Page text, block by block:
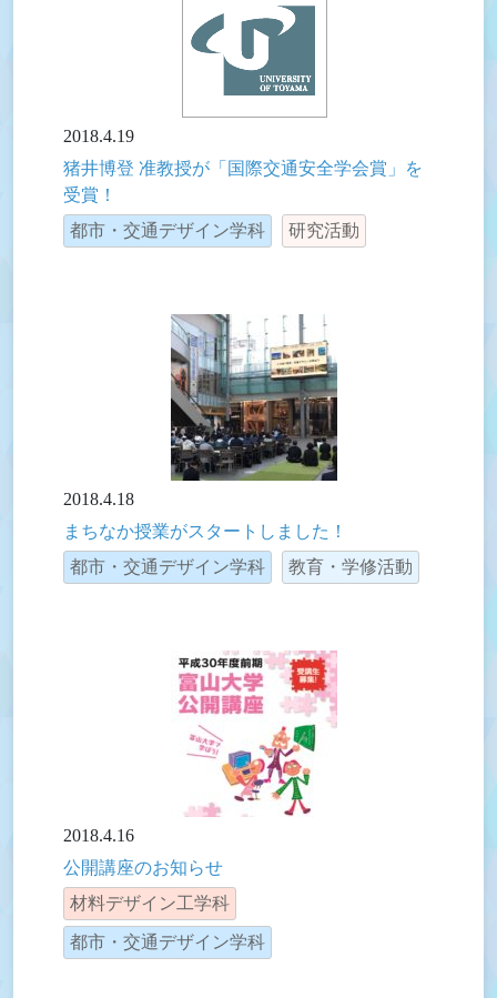
2018.4.19
猪井博登 准教授が「国際交通安全学会賞」を
受賞！
都市・交通デザイン学科
研究活動
2018.4.18
まちなか授業がスタートしました！
都市・交通デザイン学科
教育・学修活動
2018.4.16
公開講座のお知らせ
材料デザイン工学科
都市・交通デザイン学科